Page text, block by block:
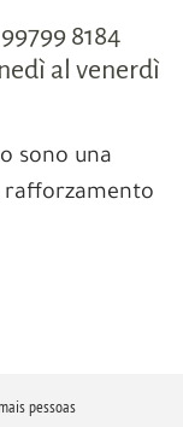
8184
al venerdì
sono una
rafforzamento
pessoas